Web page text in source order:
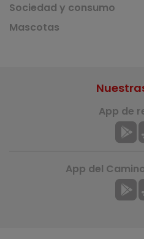
Sociedad y consumo
Mascotas
App de
App del